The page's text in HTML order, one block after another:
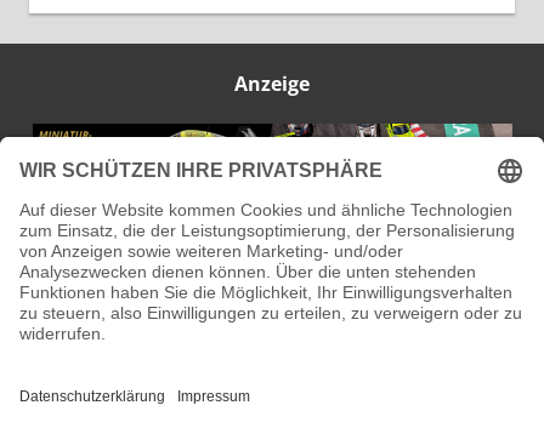
ÜBER MICH
© Modellbauwelt24.de 2025 - 2026